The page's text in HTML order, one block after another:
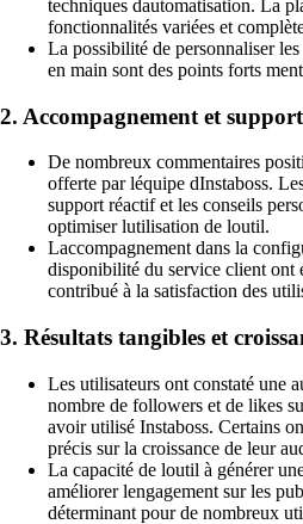
techniques dautomatisation. La
fonctionnalités variées et
La possibilité de personnaliser
en main sont des points forts
2. Accompagnement et
De nombreux commentaires
offerte par léquipe dInstaboss.
support réactif et les conseils
optimiser lutilisation de loutil.
Laccompagnement dans la
disponibilité du service client ont
contribué à la satisfaction des
3. Résultats tangibles et
Les utilisateurs ont constaté une
nombre de followers et de likes
avoir utilisé Instaboss. Certains
précis sur la croissance de leur
La capacité de loutil à générer
améliorer lengagement sur les
déterminant pour de nombreux